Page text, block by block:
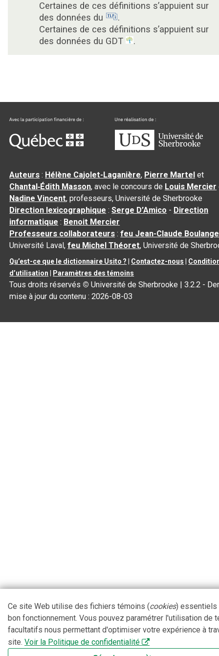
Certaines de ces définitions s’appuient sur
des données du
.
Certaines de ces définitions s’appuient sur
des données du GDT
.
Auteurs : Hélène Cajolet-Laganière, Pierre Martel et
Chantal‑Édith Masson, avec le concours de Louis Mercier
Nadine Vincent, professeurs, Université de Sherbrooke
Direction lexicographique :Serge D’Amico - Direction
informatique : Benoit Mercier
Professeurs collaborateurs :feu Jean-Claude
Université Laval,feu Michel Théoret, Université de
Qu’est-ce que le dictionnaire Usito ? Contactez-nous
d’utilisation
Paramètres des témoins
Tous droits réservés © Université de Sherbrooke |3.2.2 -
mise à jour du contenu :2026-08-03
Ce site Web utilise des fichiers témoins (cookies) essentiels
bon fonctionnement. Vous pouvez paramétrer l'utilisation de
facultatifs nous permettant d'optimiser votre expérience à
site. Voir la Politique de confidentialité